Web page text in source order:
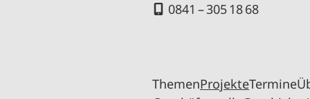
0841 – 305 18 68
ThemenProjekteTermine